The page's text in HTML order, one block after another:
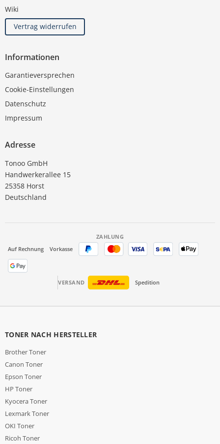
Wiki
Vertrag widerrufen
Informationen
Garantieversprechen
Cookie-Einstellungen
Datenschutz
Impressum
Adresse
Tonoo GmbH
Handwerkerallee 15
25358 Horst
Deutschland
ZAHLUNG
Auf Rechnung
Vorkasse
VERSAND Spedition
TONER NACH HERSTELLER
Brother Toner
Canon Toner
Epson Toner
HP Toner
Kyocera Toner
Lexmark Toner
OKI Toner
Ricoh Toner